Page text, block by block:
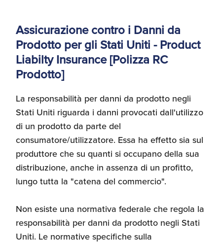
Assicurazione contro i Danni da
Prodotto per gli Stati Uniti - Product
Liabilty Insurance [Polizza RC
Prodotto]
La responsabilità per danni da prodotto negli
Stati Uniti riguarda i danni provocati dall'utilizzo
di un prodotto da parte del
consumatore/utilizzatore. Essa ha effetto sia sul
produttore che su quanti si occupano della sua
distribuzione, anche in assenza di un profitto,
lungo tutta la "catena del commercio".
Non esiste una normativa federale che regola la
responsabilità per danni da prodotto negli Stati
Uniti. Le normative specifiche sulla